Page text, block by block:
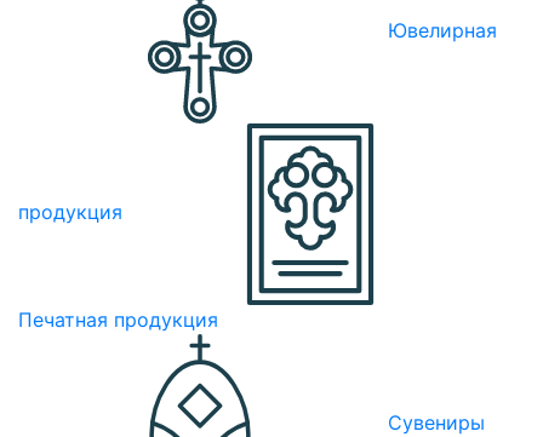
Ювелирная
продукция
Печатная продукция
Сувениры